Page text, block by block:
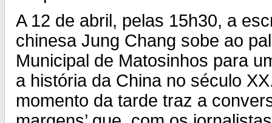
A 12 de abril, pelas 15h30, a
chinesa Jung Chang sobe ao
Municipal de Matosinhos para
a história da China no século
momento da tarde traz a